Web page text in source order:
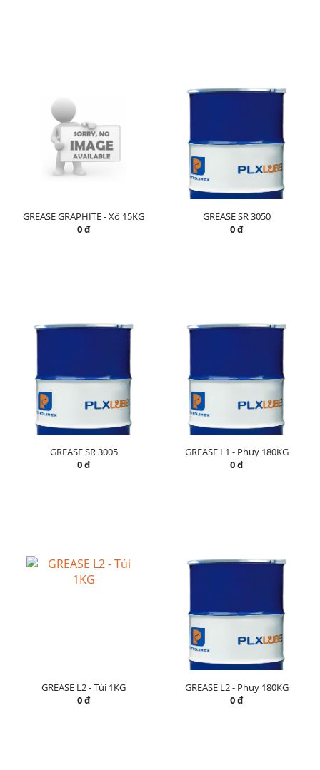
GREASE GRAPHITE - Xô 15KG
0 đ
GREASE SR 3050
0 đ
GREASE SR 3005
0 đ
GREASE L1 - Phuy 180KG
0 đ
GREASE L2 - Túi 1KG
0 đ
GREASE L2 - Phuy 180KG
0 đ